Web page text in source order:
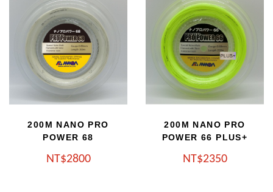
200M NANO PRO
POWER 68
NT 2800
200M NANO PRO
POWER 66 PLUS+
NT 2350